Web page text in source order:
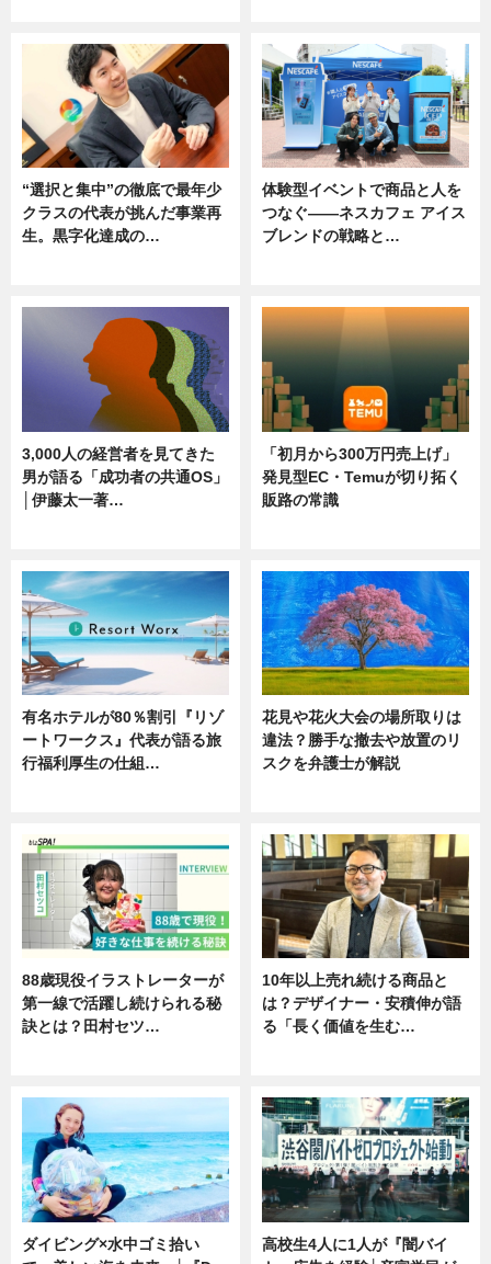
“選択と集中”の徹底で最年少
クラスの代表が挑んだ事業再
生。黒字化達成の…
体験型イベントで商品と人を
つなぐ――ネスカフェ アイス
ブレンドの戦略と…
3,000人の経営者を見てきた
男が語る「成功者の共通OS」
│伊藤太一著…
「初月から300万円売上げ」
発見型EC・Temuが切り拓く
販路の常識
有名ホテルが80％割引『リゾ
ートワークス』代表が語る旅
行福利厚生の仕組…
花見や花火大会の場所取りは
違法？勝手な撤去や放置のリ
スクを弁護士が解説
88歳現役イラストレーターが
第一線で活躍し続けられる秘
訣とは？田村セツ…
10年以上売れ続ける商品と
は？デザイナー・安積伸が語
る「長く価値を生む…
ダイビング×水中ゴミ拾い
高校生4人に1人が『闇バイ